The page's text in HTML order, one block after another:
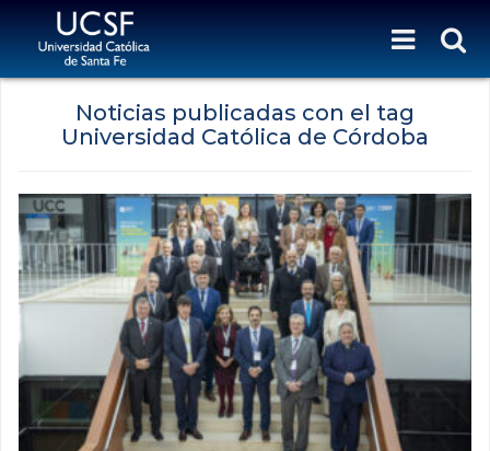
Noticias publicadas con el tag
Universidad Católica de Córdoba